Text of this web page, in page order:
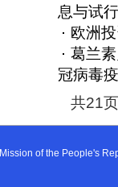
息与试
欧洲
葛兰
冠病毒
共21
Mission of the People's